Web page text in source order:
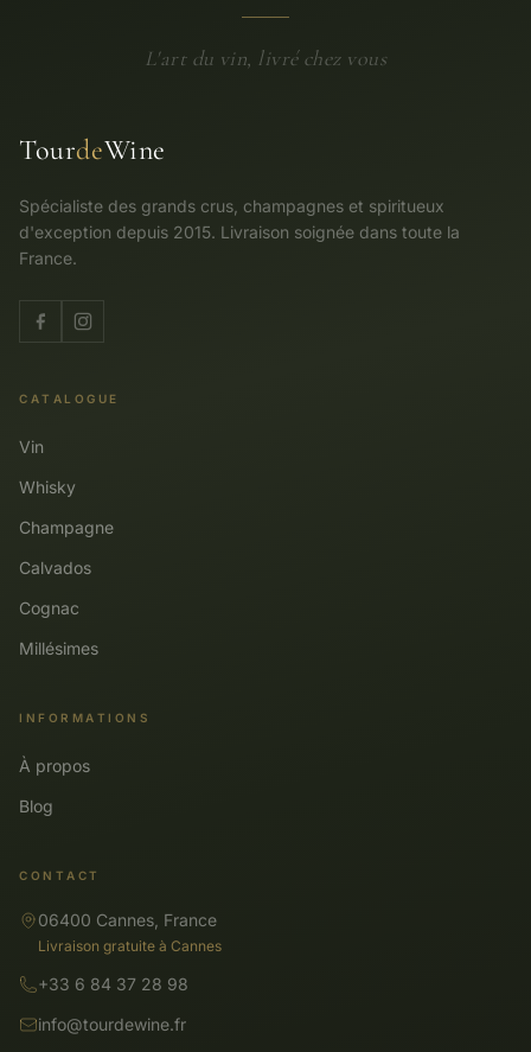
L'art du vin, livré chez vous
TourdeWine
Spécialiste des grands crus, champagnes et spiritueux
d'exception depuis 2015. Livraison soignée dans toute la
France.
CATALOGUE
Vin
Whisky
Champagne
Calvados
Cognac
Millésimes
INFORMATIONS
À propos
Blog
CONTACT
06400 Cannes, France
Livraison gratuite à Cannes
+33 6 84 37 28 98
info@tourdewine.fr